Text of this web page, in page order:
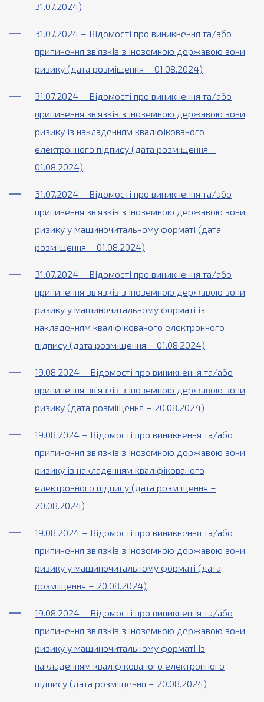
31.07.2024)
31.07.2024 – Відомості про виникнення та/або
припинення зв’язків з іноземною державою зони
ризику (дата розміщення – 01.08.2024)
31.07.2024 – Відомості про виникнення та/або
припинення зв’язків з іноземною державою зони
ризику із накладенням кваліфікованого
електронного підпису (дата розміщення –
01.08.2024)
31.07.2024 – Відомості про виникнення та/або
припинення зв’язків з іноземною державою зони
ризику у машиночитальному форматі (дата
розміщення – 01.08.2024)
31.07.2024 – Відомості про виникнення та/або
припинення зв’язків з іноземною державою зони
ризику у машиночитальному форматі із
накладенням кваліфікованого електронного
підпису (дата розміщення – 01.08.2024)
19.08.2024 – Відомості про виникнення та/або
припинення зв’язків з іноземною державою зони
ризику (дата розміщення – 20.08.2024)
19.08.2024 – Відомості про виникнення та/або
припинення зв’язків з іноземною державою зони
ризику із накладенням кваліфікованого
електронного підпису (дата розміщення –
20.08.2024)
19.08.2024 – Відомості про виникнення та/або
припинення зв’язків з іноземною державою зони
ризику у машиночитальному форматі (дата
розміщення – 20.08.2024)
19.08.2024 – Відомості про виникнення та/або
припинення зв’язків з іноземною державою зони
ризику у машиночитальному форматі із
накладенням кваліфікованого електронного
підпису (дата розміщення – 20.08.2024)